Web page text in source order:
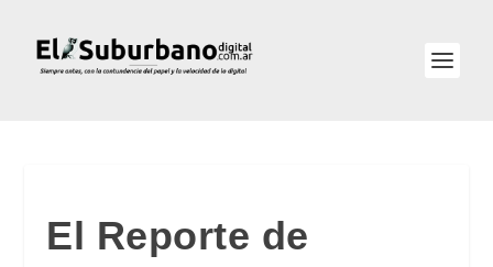
El Reporte de